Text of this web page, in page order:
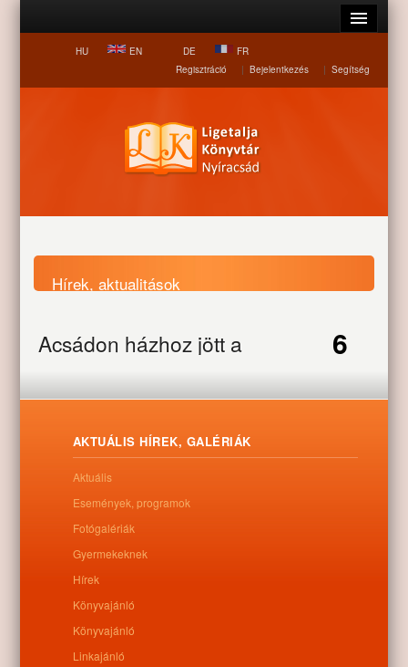
HU EN DE
FR
Regisztráció
| Bejelentkezés | Segítség
Hírek, aktualitások
Nyitólap Hírek, aktualitások
Acsádon házhoz jött a
Acsádon házhoz jött a 6
AKTUÁLIS HÍREK, GALÉRIÁK
Aktuális
Események, programok
Fotógalériák
Gyermekeknek
Hírek
Könyvajánló
Könyvajánló
Linkajánló